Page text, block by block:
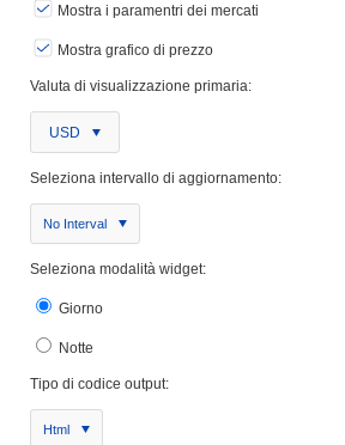
Mostra i paramentri dei mercati
Mostra grafico di prezzo
Valuta di visualizzazione primaria:
USD
Seleziona intervallo di aggiornamento:
No Interval
Seleziona modalità widget:
Giorno
Notte
Tipo di codice output:
Html